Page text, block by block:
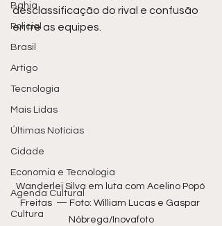
Bahia
Policial
Brasil
Artigo
Tecnologia
Mais Lidas
Últimas Notícias
Cidade
Economia e Tecnologia
Agenda Cultural
Cultura
desclassificação do rival e confusão
entre as equipes.
Wanderlei Silva em luta com Acelino Popó
Freitas  — Foto: William Lucas e Gaspar
Nóbrega/Inovafoto